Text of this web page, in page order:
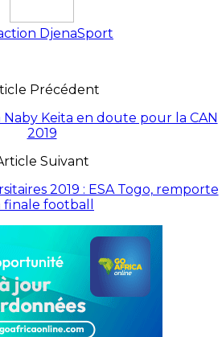
DjenaSport
Précédent
Keita en doute pour la CAN
2019
Suivant
2019 : ESA Togo, remporte
finale football